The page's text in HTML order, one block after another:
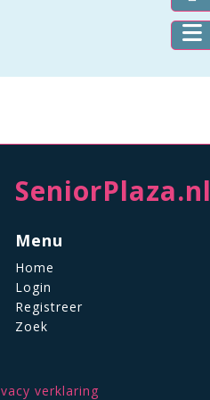
SeniorPlaza.nl
Menu
Home
Login
Registreer
Zoek
verklaring